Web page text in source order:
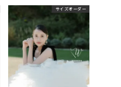
サイズオーダー